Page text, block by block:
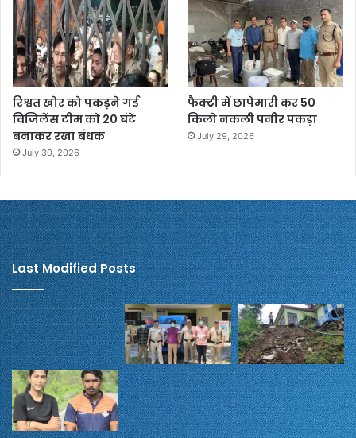
रिश्वत खोर को पकड़ने गई
विजिलेंस टीम को 20 घंटे
बनाकर रखा बंधक
July 30, 2026
फैक्ट्री में छापेमारी कर 50
किलो नकली पनीर पकड़ा
July 29, 2026
Last Modified Posts